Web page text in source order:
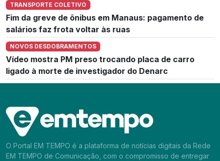
TRANSPORTE COLETIVO
Fim da greve de ônibus em Manaus: pagamento de
salários faz frota voltar às ruas
NOVOS DESDOBRAMENTOS
Vídeo mostra PM preso trocando placa de carro
ligado à morte de investigador do Denarc
O Portal EM TEMPO é a plataforma de notícias digitais da Rede
EM TEMPO de Comunicação, com o compromisso de entregar